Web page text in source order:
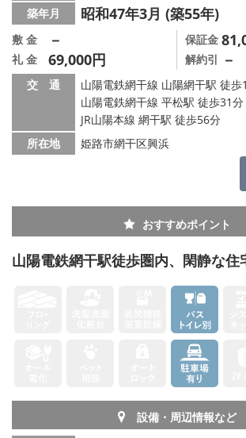
築年月 昭和47年3月 (築55年)
敷 金 －
礼 金 69,000円
保証金
解約引 －
交 通
山陽電鉄網干線 山陽網干駅 徒歩
山陽電鉄網干線 平松駅 徒歩31分
JR山陽本線 網干駅 徒歩56分
所在地
姫路市網干区興浜
おすすめポイント
山陽電鉄網干駅徒歩圏内、閑静な住
設備・周辺情報など